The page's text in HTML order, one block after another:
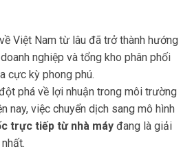
Việt Nam từ lâu đã trở thành hướng
nghiệp và tổng kho phân phối
cực kỳ phong phú.
phá về lợi nhuận trong môi trường
nay, việc chuyển dịch sang mô hình
trực tiếp từ nhà máy đang là giải